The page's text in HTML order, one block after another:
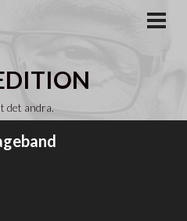
det andra.